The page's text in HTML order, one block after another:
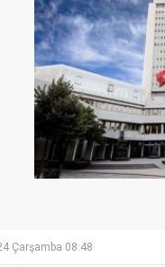
Çarşamba 08:48